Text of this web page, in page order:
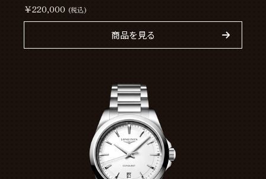
￥220,000 (税込)
商品を見る